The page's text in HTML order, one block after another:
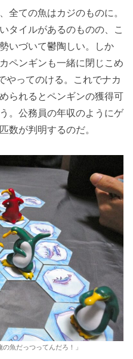
全ての魚はカジのものに。
タイルがあるのものの、こ
いづいて鬱陶しい。しか
ペンギンも一緒に閉じこめ
やってのける。これでナカ
られるとペンギンの獲得可
。公務員の年収のようにゲ
数が判明するのだ。
魚だっつってんだろ！」